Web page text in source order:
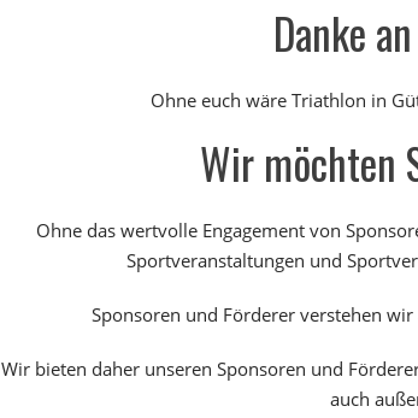
Danke
Ohne euch wäre Triathlon in
Wir möchten
Ohne das wertvolle Engagement von
Sportveranstaltungen und
Sponsoren und Förderer verstehen
Wir bieten daher unseren Sponsoren und
auch